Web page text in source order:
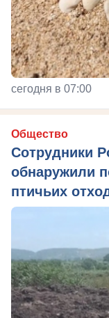
сегодня в 07:00
Общество
Сотрудники
обнаружили
птичьих